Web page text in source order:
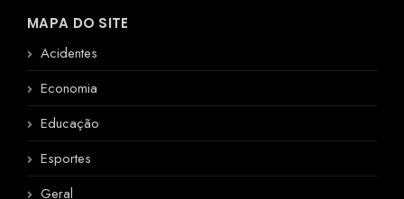
MAPA DO SITE
Acidentes
Economia
Educação
Esportes
Geral